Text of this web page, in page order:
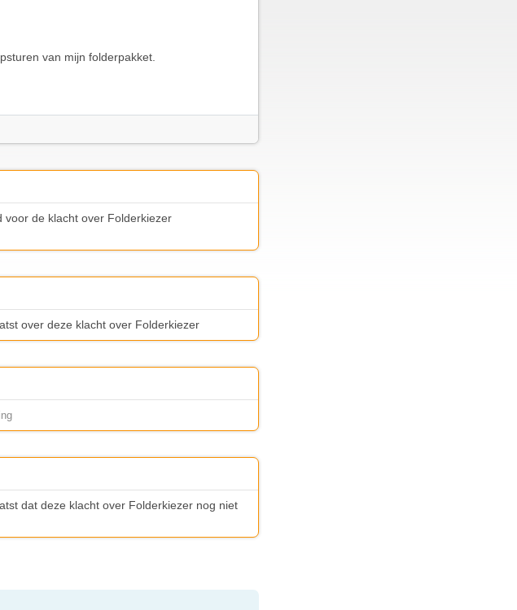
van mijn folderpakket.
de klacht over Folderkiezer
over deze klacht over Folderkiezer
dat deze klacht over Folderkiezer nog niet